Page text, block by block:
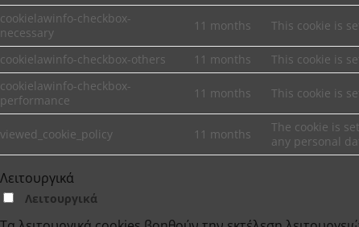
cookielawinfo-checkbox-
necessary
11 months This cookie is
cookielawinfo-checkbox-others 11 months
This cookie is
cookielawinfo-checkbox-
performance
11 months This cookie is
viewed_cookie_policy 11 months
The cookie is
any personal
Λειτουργικά
Λειτουργικά